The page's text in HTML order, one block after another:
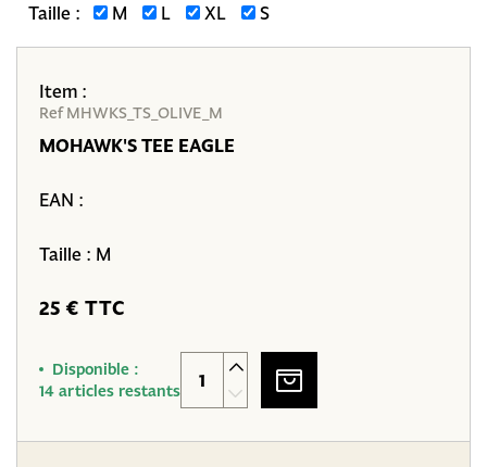
Taille : M L XL S
Item :
Ref MHWKS_TS_OLIVE_M
MOHAWK'S TEE EAGLE
EAN :
Taille : M
25 € TTC
Disponible :
14 articles restants